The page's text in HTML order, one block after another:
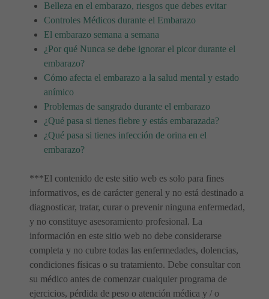
Belleza en el embarazo, riesgos que debes evitar
Controles Médicos durante el Embarazo
El embarazo semana a semana
¿Por qué Nunca se debe ignorar el picor durante el
embarazo?
Cómo afecta el embarazo a la salud mental y estado
anímico
Problemas de sangrado durante el embarazo
¿Qué pasa si tienes fiebre y estás embarazada?
¿Qué pasa si tienes infección de orina en el
embarazo?
***El contenido de este sitio web es solo para fines
informativos, es de carácter general y no está destinado a
diagnosticar, tratar, curar o prevenir ninguna enfermedad,
y no constituye asesoramiento profesional. La
información en este sitio web no debe considerarse
completa y no cubre todas las enfermedades, dolencias,
condiciones físicas o su tratamiento. Debe consultar con
su médico antes de comenzar cualquier programa de
ejercicios, pérdida de peso o atención médica y / o